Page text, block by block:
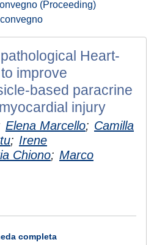
(Proceeding)
Heart-
improve
based paracrine
injury
Elena Marcello; Camilla
; Irene
Chiono; Marco
completa